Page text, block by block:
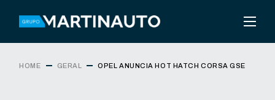
HOME GERAL OPEL ANUNCIA HOT HATCH CORSA GSE